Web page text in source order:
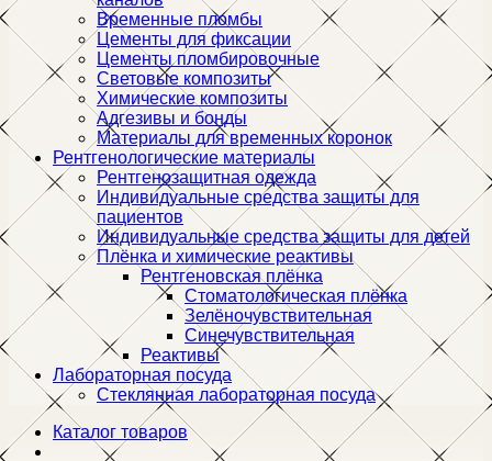
Временные пломбы
Цементы для фиксации
Цементы пломбировочные
Световые композиты
Химические композиты
Адгезивы и бонды
Материалы для временных коронок
Рентгенологические материалы
Рентгенозащитная одежда
Индивидуальные средства защиты для
пациентов
Индивидуальные средства защиты для детей
Плёнка и химические реактивы
Рентгеновская плёнка
Стоматологическая плёнка
Зелёночувствительная
Синечувствительная
Реактивы
Лабораторная посуда
Стеклянная лабораторная посуда
Каталог товаров